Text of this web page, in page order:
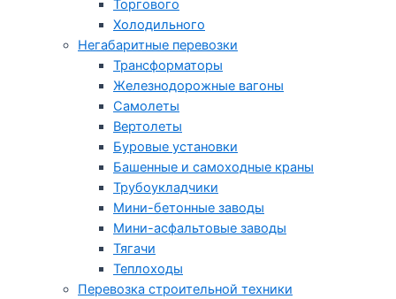
Торгового
Холодильного
Негабаритные перевозки
Трансформаторы
Железнодорожные вагоны
Самолеты
Вертолеты
Буровые установки
Башенные и самоходные краны
Трубоукладчики
Мини-бетонные заводы
Мини-асфальтовые заводы
Тягачи
Теплоходы
Перевозка строительной техники